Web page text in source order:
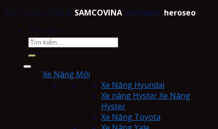
Bản Quyền 2026 © SAMCOVINAVận hành: heroseo
Tìm kiếm:
Xe Nâng Mới
Xe Nâng Hyundai
Xe nâng Hyster Xe Nâng
Hyster
Xe Nâng Toyota